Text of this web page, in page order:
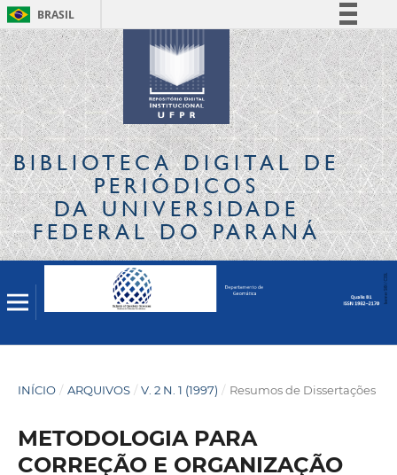
BRASIL
Simplifique!
Comunica BR
Participe
Acesso à informação
Legislação
Canais
BIBLIOTECA DIGITALDE
PERIÓDICOS
DA UNIVERSIDADE
FEDERAL DO PARANÁ
INÍCIO / ARQUIVOS / V. 2 N. 1 (1997) / Resumos de Dissertações
METODOLOGIA PARA
CORREÇÃO E ORGANIZAÇÃO